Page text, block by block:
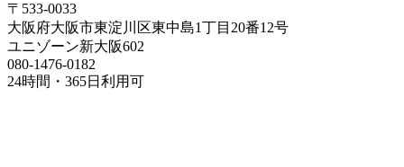
〒533-0033
大阪府大阪市東淀川区東中島1丁目20番12号
ユニゾーン新大阪602
080-1476-0182
24時間・365日利用可